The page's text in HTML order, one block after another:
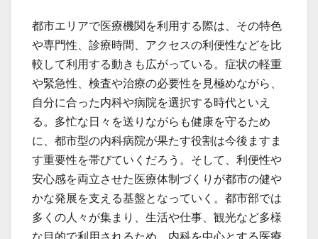
都市エリアで医療機関を利用する際は、その特色
や専門性、診療時間、アクセスの利便性などを比
較して利用する動きも広がっている。症状の軽重
や緊急性、検査や治療の必要性を見極めながら、
自分に合った内科や病院を選択する時代といえ
る。多忙な日々を送りながらも健康を守るため
に、都市型の内科病院が果たす役割は今後ますま
す重要性を帯びていくだろう。そして、利便性や
安心感を両立させた医療体制づくりが都市の健や
かな発展を支える基盤となっていく。都市部では
多くの人々が集まり、生活や仕事、観光など多様